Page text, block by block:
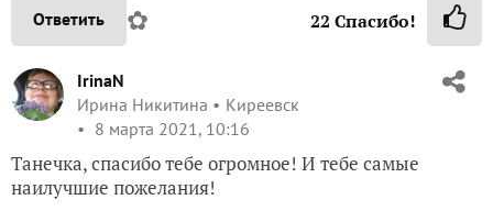
Ответить ✿ 22 Спасибо!
IrinaN
Ирина Никитина
Киреевск
8 марта 2021, 10:16
Танечка, спасибо тебе огромное! И тебе самые
наилучшие пожелания!